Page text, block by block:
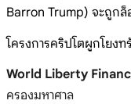
Barron Trump) จะถูกล็
โครงการคริปโตผูกโยงท
World Liberty
ครองมหาศาล